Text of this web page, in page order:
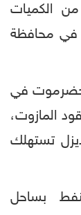
70 ألف لتر من الكميات
في محافظة
حضرموت في
لتر من وقود المازوت،
تستهلك
بساحل